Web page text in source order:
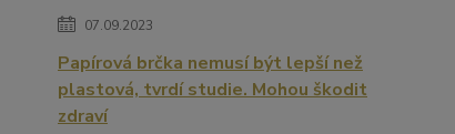
07.09.2023
Papírová brčka nemusí být lepší než
plastová, tvrdí studie. Mohou škodit
zdraví